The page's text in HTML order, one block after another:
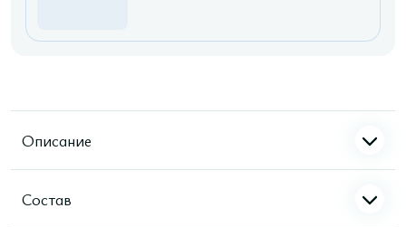
Описание
Состав